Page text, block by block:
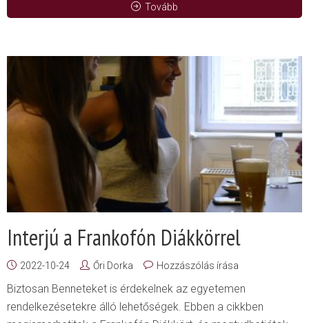
Tovább
Interjú a Frankofón Diákkörrel
2022-10-24 Őri Dorka Hozzászólás írása
Biztosan Benneteket is érdekelnek az egyetemen
rendelkezésetekre álló lehetőségek. Ebben a cikkben